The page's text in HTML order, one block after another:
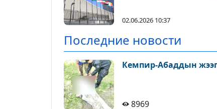
02.06.2026 10:37
Последние новости
Кемпир-Абаддын
8969